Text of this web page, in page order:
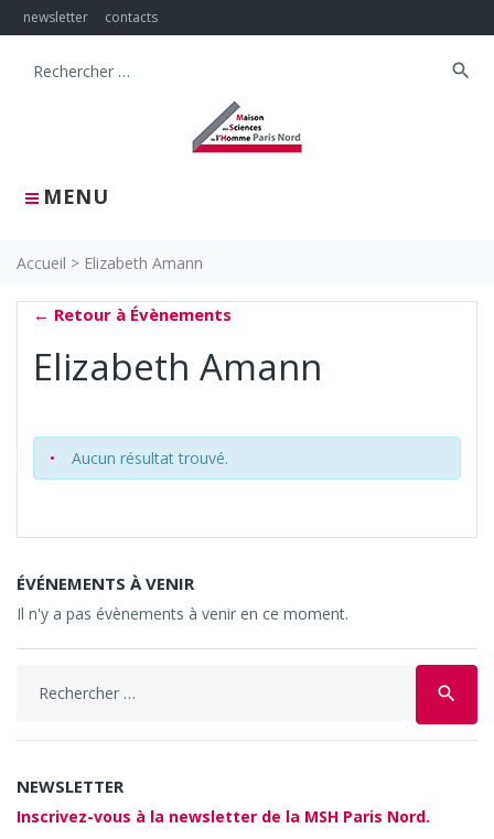
Skip
to
newsletter contacts
MENU
Search
search
Accueil > Elizabeth Amann
← Retour à Évènements
Elizabeth Amann
Aucun résultat trouvé.
ÉVÉNEMENTS À VENIR
Il n'y a pas évènements à venir en ce moment.
search
NEWSLETTER
Inscrivez-vous à la newsletter de la MSH Paris Nord.